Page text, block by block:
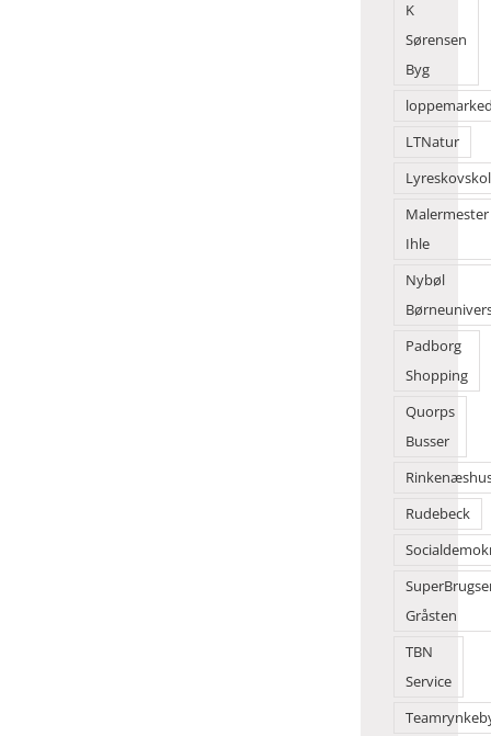
K
Sørensen
Byg
LTNatur
Malermester
Ihle
Nybøl
Padborg
Shopping
Quorps
Busser
Rudebeck
Gråsten
TBN
Service